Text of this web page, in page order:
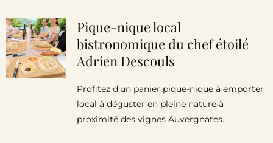
Pique-nique local
bistronomique du chef étoilé
Adrien Descouls
Profitez d’un panier pique-nique à emporter
local à déguster en pleine nature à
proximité des vignes Auvergnates.